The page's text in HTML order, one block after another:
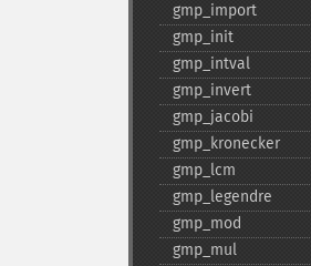
gmp_​import
gmp_​init
gmp_​intval
gmp_​invert
gmp_​jacobi
gmp_​kronecker
gmp_​lcm
gmp_​legendre
gmp_​mod
gmp_​mul